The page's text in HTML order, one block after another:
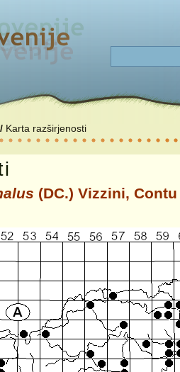
/ Karta razširjenosti
(DC.) Vizzini,